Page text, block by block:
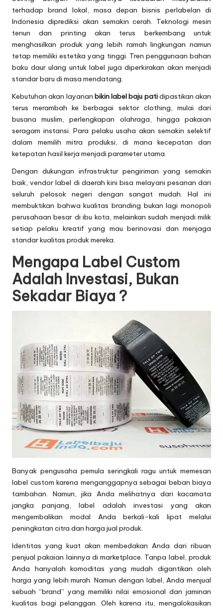
terhadap brand lokal, masa depan bisnis perlabelan di
Indonesia diprediksi akan semakin cerah. Teknologi mesin
tenun dan printing akan terus berkembang untuk
menghasilkan produk yang lebih ramah lingkungan namun
tetap memiliki estetika yang tinggi. Tren penggunaan bahan
baku daur ulang untuk label juga diperkirakan akan menjadi
standar baru di masa mendatang.
Kebutuhan akan layanan bikin label baju patidipastikan akan
terus merambah ke berbagai sektor clothing, mulai dari
busana muslim, perlengkapan olahraga, hingga pakaian
seragam instansi. Para pelaku usaha akan semakin selektif
dalam memilih mitra produksi, di mana kecepatan dan
ketepatan hasil kerja menjadi parameter utama.
Dengan dukungan infrastruktur pengiriman yang semakin
baik, vendor label di daerah kini bisa melayani pesanan dari
seluruh pelosok negeri dengan sangat mudah. Hal ini
membuktikan bahwa kualitas branding bukan lagi monopoli
perusahaan besar di ibu kota, melainkan sudah menjadi milik
setiap pelaku kreatif yang mau berinovasi dan menjaga
standar kualitas produk mereka.
Mengapa Label Custom
Adalah Investasi, Bukan
Sekadar Biaya ?
Banyak pengusaha pemula seringkali ragu untuk memesan
label custom karena menganggapnya sebagai beban biaya
tambahan. Namun, jika Anda melihatnya dari kacamata
jangka panjang, label adalah investasi yang akan
mengembalikan modal Anda berkali-kali lipat melalui
peningkatan citra dan harga jual produk.
Identitas yang kuat akan membedakan Anda dari ribuan
penjual pakaian lainnya di marketplace. Tanpa label, produk
Anda hanyalah komoditas yang mudah digantikan oleh
harga yang lebih murah. Namun dengan label, Anda menjual
sebuah “brand” yang memiliki nilai emosional dan jaminan
kualitas bagi pelanggan. Oleh karena itu, mengalokasikan